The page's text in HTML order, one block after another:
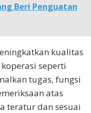
Beri Penguatan
kualitas
seperti
tugas, fungsi
atas
teratur dan sesuai